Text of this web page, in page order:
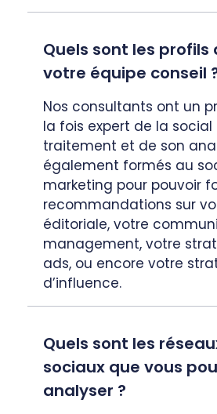
Quels sont les profils
votre équipe conseil
Nos consultants ont un
la fois expert de la
traitement et de son
également formés au
marketing pour pouvoir
recommandations sur
éditoriale, votre
management, votre
ads, ou encore votre
d’influence.
Quels sont les
sociaux que vous
analyser ?